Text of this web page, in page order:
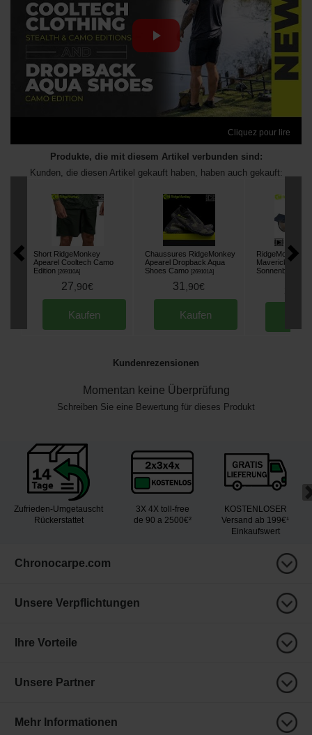
Cliquez pour lire
Produkte, die mit diesem Artikel verbunden sind:
Kunden, die diesen Artikel gekauft haben, haben auch gekauft:
Short RidgeMonkey
Apearel Cooltech Camo
Edition [269110A]
27,90€
Kaufen
Chaussures RidgeMonkey
Apearel Dropback Aqua
Shoes Camo [269101A]
31 ,90€
Kaufen
RidgeMonkey
Maverick
Sonnenbrille
Kundenrezensionen
Momentan keine Überprüfung
Schreiben Sie eine Bewertung für dieses Produkt
Zufrieden-Umgetauscht
Rückerstattet
3X 4X toll-free
de 90 a 2500€²
KOSTENLOSER
Versand ab 199€¹
Einkaufswert
Chronocarpe.com
Unsere Verpflichtungen
Ihre Vorteile
Unsere Partner
Mehr Informationen